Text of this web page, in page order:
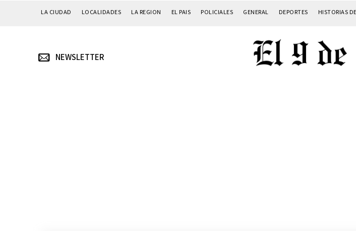
LA CIUDAD LOCALIDADES LA REGION EL PAIS POLICIALES GENERAL DEPORTES HISTORIAS
NEWSLETTER